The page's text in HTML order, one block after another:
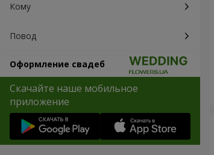
Кому
Повод
Оформление свадеб
Скачайте наше мобильное
приложение